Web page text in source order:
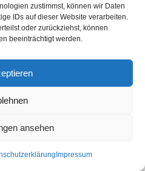
zustimmst, können wir Daten
IDs auf dieser Website verarbeiten.
oder zurückziehst, können
beeinträchtigt werden.
ansehen
Impressum
1986 – 2026